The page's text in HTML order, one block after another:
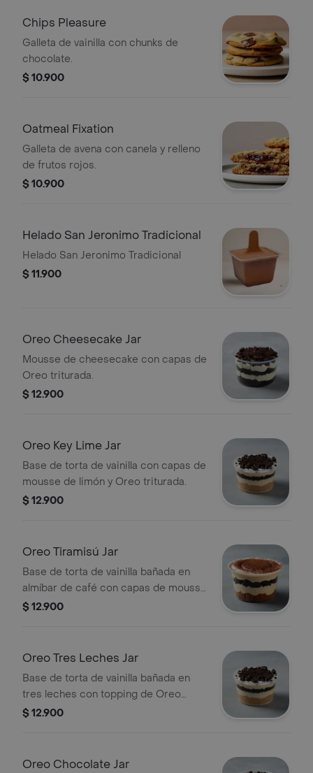
Chips Pleasure
Galleta de vainilla con chunks de
chocolate.
$ 10.900
Oatmeal Fixation
Galleta de avena con canela y relleno
de frutos rojos.
$ 10.900
Helado San Jeronimo Tradicional
Helado San Jeronimo Tradicional
$ 11.900
Oreo Cheesecake Jar
Mousse de cheesecake con capas de
Oreo triturada.
$ 12.900
Oreo Key Lime Jar
Base de torta de vainilla con capas de
mousse de limón y Oreo triturada.
$ 12.900
Oreo Tiramisú Jar
Base de torta de vainilla bañada en
almíbar de café con capas de mousse
de tiramisú y Oreo.
$ 12.900
Oreo Tres Leches Jar
Base de torta de vainilla bañada en
tres leches con topping de Oreo
triturada.
$ 12.900
Oreo Chocolate Jar